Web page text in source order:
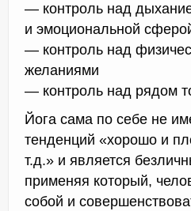
— контроль над
и эмоциональной
— контроль над
желаниями
— контроль над рядом
Йога сама по себе не
тенденций «хорошо и
т.д.» и является
применяя который,
собой и